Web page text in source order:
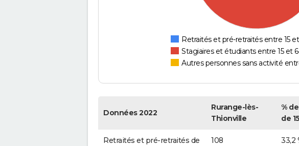
Retraités et pré-retraités entre 15
Stagiaires et étudiants entre 15 et
Autres personnes sans activité
Données 2022
Rurange-lès-
Thionville
%
de
Retraités et pré-retraités de 108 33,2